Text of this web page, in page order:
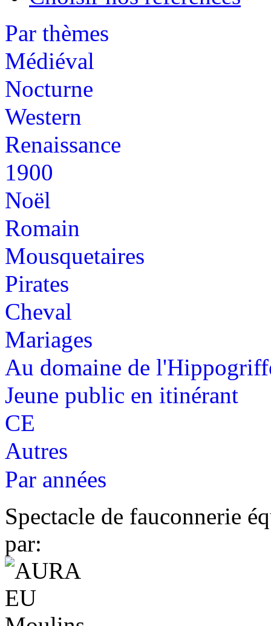
Par thèmes
Médiéval
Nocturne
Western
Renaissance
1900
Noël
Romain
Mousquetaires
Pirates
Cheval
Mariages
Au domaine de
Jeune public en itinérant
CE
Autres
Par années
Spectacle de fauconnerie
par: